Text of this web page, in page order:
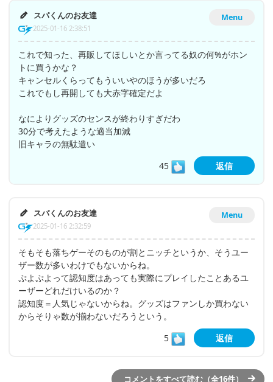
Menu
スパくんのお友達
2025-01-16 2:38:51
これで知った、再販してほしいとか言ってる奴の何%がホン
トに買うかな？
キャンセルくらってもういいやのほうが多いだろ
これでもし再開しても大赤字確定だよ
なによりグッズのセンスが終わりすぎだわ
30分で考えたような適当加減
旧キャラの無駄遣い
45
返信
Menu
スパくんのお友達
2025-01-16 2:32:59
そもそも落ちゲーそのものが割とニッチというか、そうユー
ザー数が多いわけでもないからね。
ぷよぷよって認知度はあっても実際にプレイしたことあるユ
ーザーどれだけいるのか？
認知度＝人気じゃないからね。グッズはファンしか買わない
からそりゃ数が揃わないだろうという。
5
返信
コメントをすべて読む（全16件）